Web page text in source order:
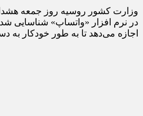
وزارت کشور روسیه روز جمعه
در نرم افزار «واتساپ» شناسایی
اجازه می‌دهد تا به طور خودکار به